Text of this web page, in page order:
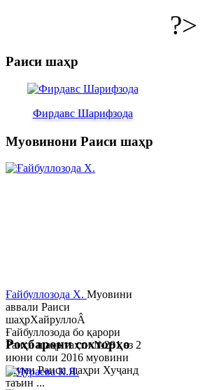
?>
Раиси шаҳр
Фирдавс Шарифзода
Муовинони Раиси шаҳр
Ғайбуллозода Х. Муовини
аввали Раиси
шаҳрХайруллоÂ
Ғайбуллозода бо қарори
Раиси шаҳр таҳти №281 аз 2
июни соли 2016 муовини
якуми Раиси шаҳри Хуҷанд
таъин ...
Роҳбарони сохторҳо